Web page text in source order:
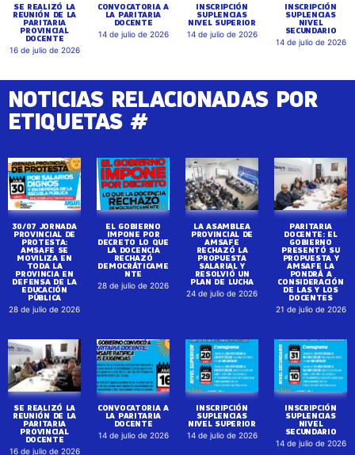
SE REALIZÓ LA
REUNIÓN DE LA
PARITARIA
PROVINCIAL
DOCENTE
16 de julio de 2026
CONVOCATORIA A
LA PARITARIA
DOCENTE
14 de julio de 2026
INSCRIPCIÓN
SUPLENCIAS
NIVEL SUPERIOR
14 de julio de 2026
INSCRIPCIÓN
SUPLENCIAS
NIVEL
SECUNDARIO
14 de julio de 2026
NOTICIAS RELACIONADAS POR
ETIQUETAS #
30/07 JORNADA
PROVINCIAL DE
PROTESTA:
AMSAFE SE
MOVILIZA EN
TODA LA
PROVINCIA EN
DEFENSA DE LA
EDUCACIÓN
PÚBLICA
28 de julio de 2026
EL GOBIERNO
IMPONE POR
DECRETO LO QUE
LA DOCENCIA
RECHAZÓ
DEMOCRÁTICAME
NTE
28 de julio de 2026
LA ASAMBLEA
PROVINCIAL DE
AMSAFE
RECHAZÓ LA
PROPUESTA
SALARIAL Y
RESOLVIÓ UN
PLAN DE LUCHA
24 de julio de 2026
PARITARIA
DOCENTE: EL
GOBIERNO
PRESENTÓ SU
PROPUESTA Y
AMSAFE LA
PONDRÁ A
CONSIDERACIÓN
DE LAS Y LOS
DOCENTES
21 de julio de 2026
SE REALIZÓ LA
REUNIÓN DE LA
PARITARIA
PROVINCIAL
DOCENTE
16 de julio de 2026
CONVOCATORIA A
LA PARITARIA
DOCENTE
14 de julio de 2026
INSCRIPCIÓN
SUPLENCIAS
NIVEL SUPERIOR
14 de julio de 2026
INSCRIPCIÓN
SUPLENCIAS
NIVEL
SECUNDARIO
14 de julio de 2026